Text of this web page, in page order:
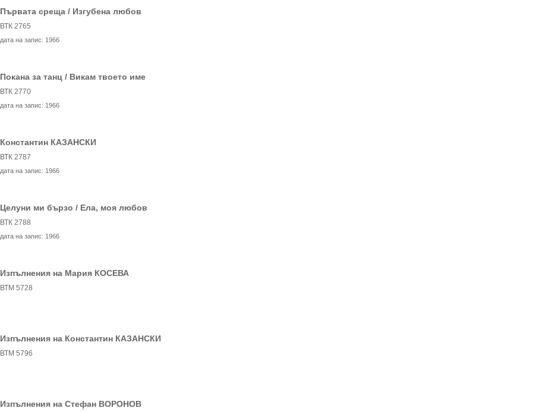
Първата среща / Изгубена любов
ВТК 2765
дата на запис: 1966
Покана за танц / Викам твоето име
ВТК 2770
дата на запис: 1966
Константин КАЗАНСКИ
ВТК 2787
дата на запис: 1966
Целуни ми бързо / Ела, моя любов
ВТК 2788
дата на запис: 1966
Изпълнения на Мария КОСЕВА
ВТМ 5728
Изпълнения на Константин КАЗАНСКИ
ВТМ 5796
Изпълнения на Стефан ВОРОНОВ